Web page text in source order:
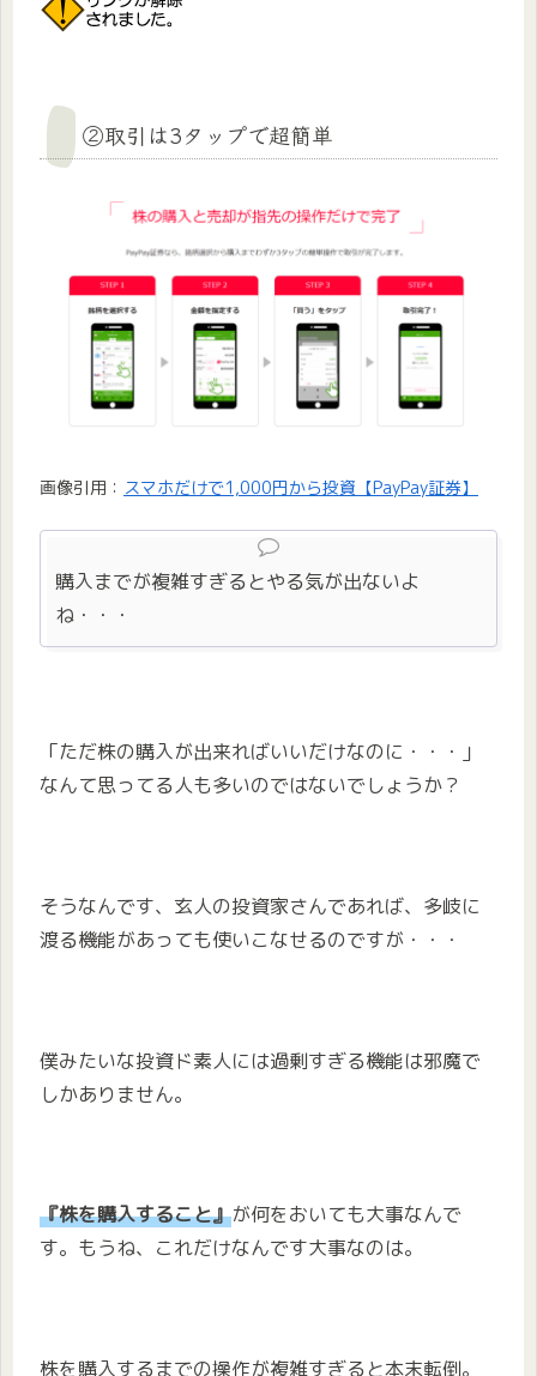
②取引は3タップで超簡単
画像引用： スマホだけで1,000円から投資【PayPay証券】
購入までが複雑すぎるとやる気が出ないよ
ね・・・
「ただ株の購入が出来ればいいだけなのに・・・」
なんて思ってる人も多いのではないでしょうか？
そうなんです、玄人の投資家さんであれば、多岐に
渡る機能があっても使いこなせるのですが・・・
僕みたいな投資ド素人には過剰すぎる機能は邪魔で
しかありません。
『株を購入すること』が何をおいても大事なんで
す。もうね、これだけなんです大事なのは。
株を購入するまでの操作が複雑すぎると本末転倒。